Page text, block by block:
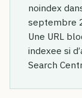
noindex
septembre
Une URL
indexee si
Search